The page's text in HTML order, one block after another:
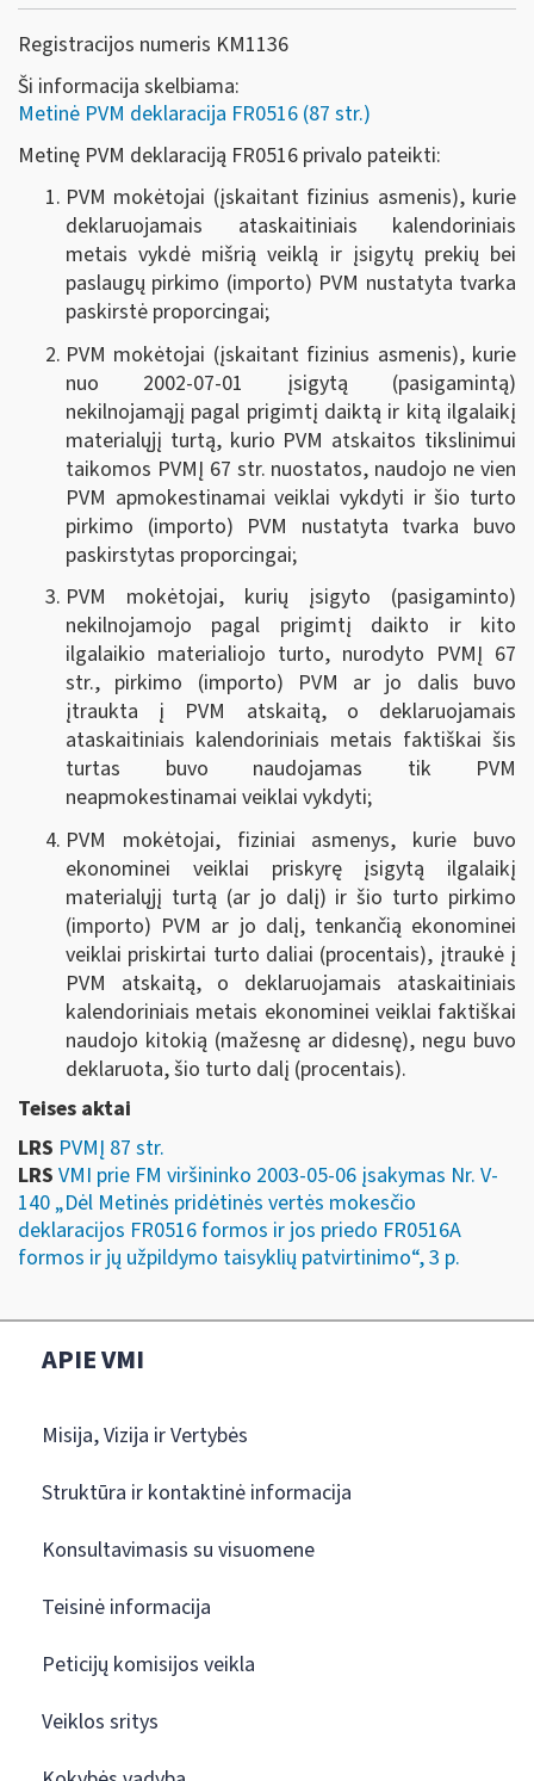
Registracijos numeris KM1136
Ši informacija skelbiama:
Metinė PVM deklaracija FR0516 (87 str.)
Metinę PVM deklaraciją FR0516 privalo pateikti:
PVM mokėtojai (įskaitant fizinius asmenis), kurie
deklaruojamais ataskaitiniais kalendoriniais
metais vykdė mišrią veiklą ir įsigytų prekių bei
paslaugų pirkimo (importo) PVM nustatyta tvarka
paskirstė proporcingai;
PVM mokėtojai (įskaitant fizinius asmenis), kurie
nuo 2002-07-01 įsigytą (pasigamintą)
nekilnojamąjį pagal prigimtį daiktą ir kitą ilgalaikį
materialųjį turtą, kurio PVM atskaitos tikslinimui
taikomos PVMĮ 67 str. nuostatos, naudojo ne vien
PVM apmokestinamai veiklai vykdyti ir šio turto
pirkimo (importo) PVM nustatyta tvarka buvo
paskirstytas proporcingai;
PVM mokėtojai, kurių įsigyto (pasigaminto)
nekilnojamojo pagal prigimtį daikto ir kito
ilgalaikio materialiojo turto, nurodyto PVMĮ 67
str., pirkimo (importo) PVM ar jo dalis buvo
įtraukta į PVM atskaitą, o deklaruojamais
ataskaitiniais kalendoriniais metais faktiškai šis
turtas buvo naudojamas tik PVM
neapmokestinamai veiklai vykdyti;
PVM mokėtojai, fiziniai asmenys, kurie buvo
ekonominei veiklai priskyrę įsigytą ilgalaikį
materialųjį turtą (ar jo dalį) ir šio turto pirkimo
(importo) PVM ar jo dalį, tenkančią ekonominei
veiklai priskirtai turto daliai (procentais), įtraukė į
PVM atskaitą, o deklaruojamais ataskaitiniais
kalendoriniais metais ekonominei veiklai faktiškai
naudojo kitokią (mažesnę ar didesnę), negu buvo
deklaruota, šio turto dalį (procentais).
Teises aktai
LRS PVMĮ 87 str.
LRS VMI prie FM viršininko 2003-05-06 įsakymas Nr. V-
140 „Dėl Metinės pridėtinės vertės mokesčio
deklaracijos FR0516 formos ir jos priedo FR0516A
formos ir jų užpildymo taisyklių patvirtinimo“, 3 p.
APIE VMI
Misija, Vizija ir Vertybės
Struktūra ir kontaktinė informacija
Konsultavimasis su visuomene
Teisinė informacija
Peticijų komisijos veikla
Veiklos sritys